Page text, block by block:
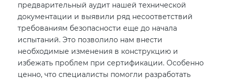
предварительный аудит нашей технической
документации и выявили ряд несоответствий
требованиям безопасности еще до начала
испытаний. Это позволило нам внести
необходимые изменения в конструкцию и
избежать проблем при сертификации. Особенно
ценно, что специалисты помогли разработать